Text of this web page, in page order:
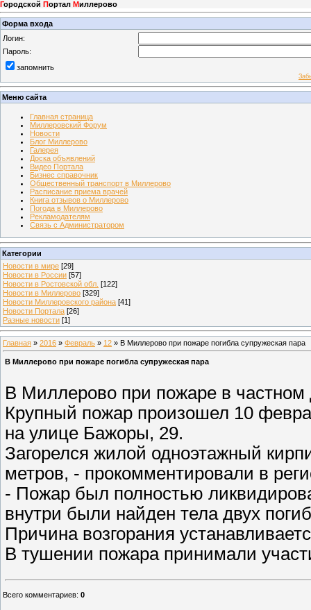
Городской Портал Миллерово
Форма входа
Логин:
Пароль:
запомнить
Меню сайта
Главная страница
Миллеровский Форум
Новости
Блог Миллерово
Галерея
Доска объявлений
Видео Портала
Бизнес справочник
Общественный транспорт в Миллерово
Расписание приема врачей
Книга отзывов о Миллерово
Погода в Миллерово
Рекламодателям
Связь с Администратором
Категории
Новости в мире [29]
Новости в России [57]
Новости в Ростовской обл. [122]
Новости в Миллерово [329]
Новости Миллеровского района [41]
Новости Портала [26]
Разные новости [1]
Главная » 2016 » Февраль » 12 » В Миллерово при пожаре погибла супружеская пара
В Миллерово при пожаре погибла супружеская пара
В Миллерово при пожаре в
Крупный пожар произошел 10
на улице Бажоры, 29.
Загорелся жилой одноэтажный
метров, - прокомментировали в
- Пожар был полностью
внутри были найден тела двух
Причина возгорания
В тушении пожара принимали
Всего комментариев: 0